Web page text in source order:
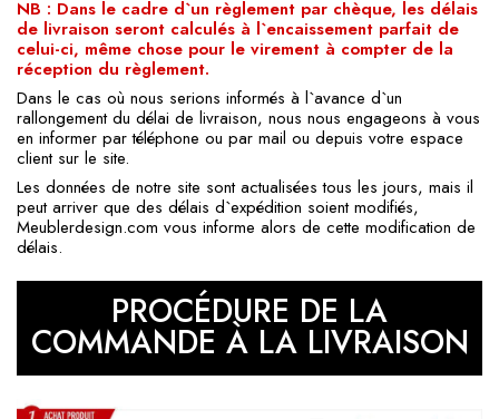
NB : Dans le cadre d`un règlement par chèque, les délais
de livraison seront calculés à l`encaissement parfait de
celui-ci, même chose pour le virement à compter de la
réception du règlement.
Dans le cas où nous serions informés à l`avance d`un
rallongement du délai de livraison, nous nous engageons à vous
en informer par téléphone ou par mail ou depuis votre espace
client sur le site.
Les données de notre site sont actualisées tous les jours, mais il
peut arriver que des délais d`expédition soient modifiés,
Meublerdesign.com vous informe alors de cette modification de
délais.
PROCÉDURE DE LA
COMMANDE À LA LIVRAISON